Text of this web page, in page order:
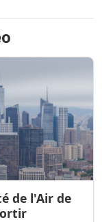
de l'Air de